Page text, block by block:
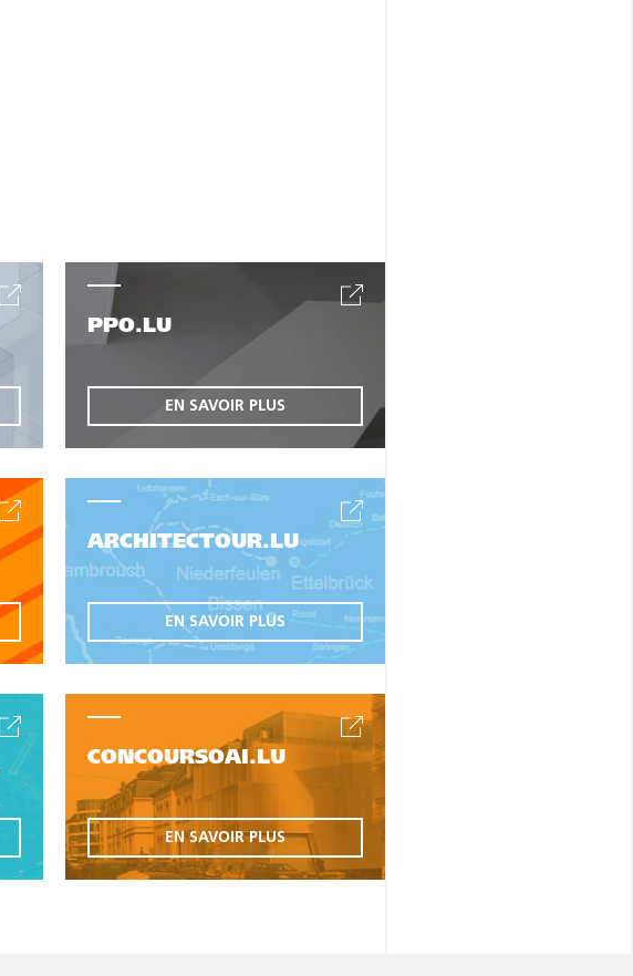
PPO.LU
EN SAVOIR PLUS
ARCHITECTOUR.LU
EN SAVOIR PLUS
CONCOURSOAI.LU
EN SAVOIR PLUS